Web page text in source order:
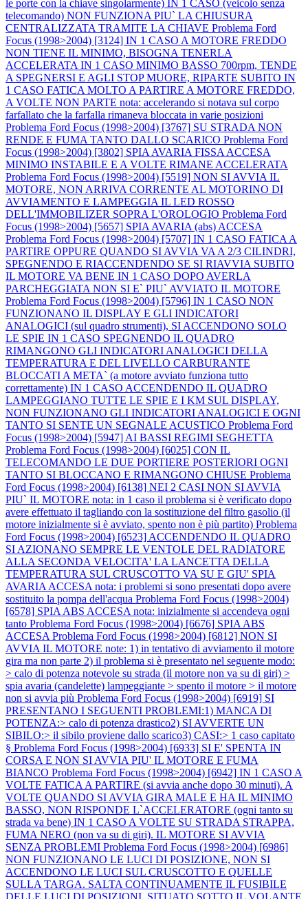
le porte con la chiave singolarmente) IN 1 CASO (veicolo senza
telecomando) NON FUNZIONA PIU` LA CHIUSURA
CENTRALIZZATA TRAMITE LA CHIAVE Problema Ford
Focus (1998>2004) [3124] IN 1 CASO A MOTORE FREDDO
NON TIENE IL MINIMO, BISOGNA TENERLA
ACCELERATA IN 1 CASO MINIMO BASSO 700rpm, TENDE
A SPEGNERSI E AGLI STOP MUORE, RIPARTE SUBITO IN
1 CASO FATICA MOLTO A PARTIRE A MOTORE FREDDO,
A VOLTE NON PARTE nota: accelerando si notava sul corpo
farfallato che la farfalla rimaneva bloccata in varie posizioni
Problema Ford Focus (1998>2004) [3767] SU STRADA NON
RENDE E FUMA TANTO DALLO SCARICO Problema Ford
Focus (1998>2004) [3802] SPIA AVARIA FISSA ACCESA
MINIMO INSTABILE E A VOLTE RIMANE ACCELERATA
Problema Ford Focus (1998>2004) [5519] NON SI AVVIA IL
MOTORE, NON ARRIVA CORRENTE AL MOTORINO DI
AVVIAMENTO E LAMPEGGIA IL LED ROSSO
DELL'IMMOBILIZER SOPRA L'OROLOGIO Problema Ford
Focus (1998>2004) [5657] SPIA AVARIA (abs) ACCESA
Problema Ford Focus (1998>2004) [5707] IN 1 CASO FATICA A
PARTIRE OPPURE QUANDO SI AVVIA VA A 2/3 CILINDRI,
SPEGNENDO E RIACCENDENDO SE SI RIAVVIA SUBITO
IL MOTORE VA BENE IN 1 CASO DOPO AVERLA
PARCHEGGIATA NON SI E` PIU` AVVIATO IL MOTORE
Problema Ford Focus (1998>2004) [5796] IN 1 CASO NON
FUNZIONANO IL DISPLAY E GLI INDICATORI
ANALOGICI (sul quadro strumenti), SI ACCENDONO SOLO
LE SPIE IN 1 CASO SPEGNENDO IL QUADRO
RIMANGONO GLI INDICATORI ANALOGICI DELLA
TEMPERATURA E DEL LIVELLO CARBURANTE
BLOCCATI A META` (a motore avviato funziona tutto
correttamente) IN 1 CASO ACCENDENDO IL QUADRO
LAMPEGGIANO TUTTE LE SPIE E I KM SUL DISPLAY,
NON FUNZIONANO GLI INDICATORI ANALOGICI E OGNI
TANTO SI SENTE UN SEGNALE ACUSTICO Problema Ford
Focus (1998>2004) [5947] AI BASSI REGIMI SEGHETTA
Problema Ford Focus (1998>2004) [6025] CON IL
TELECOMANDO LE DUE PORTIERE POSTERIORI OGNI
TANTO SI BLOCCANO E RIMANGONO CHIUSE Problema
Ford Focus (1998>2004) [6138] NEI 2 CASI NON SI AVVIA
PIU` IL MOTORE nota: in 1 caso il problema si è verificato dopo
avere effettuato il tagliando con la sostituzione del filtro gasolio (il
motore inizialmente si è avviato, spento non è più partito) Problema
Ford Focus (1998>2004) [6523] ACCENDENDO IL QUADRO
SI AZIONANO SEMPRE LE VENTOLE DEL RADIATORE
ALLA SECONDA VELOCITA' LA LANCETTA DELLA
TEMPERATURA SUL CRUSCOTTO VA SU E GIU' SPIA
AVARIA ACCESA nota: i problemi si sono presentati dopo avere
sostituito la pompa dell'acqua Problema Ford Focus (1998>2004)
[6578] SPIA ABS ACCESA nota: inizialmente si accendeva ogni
tanto Problema Ford Focus (1998>2004) [6676] SPIA ABS
ACCESA Problema Ford Focus (1998>2004) [6812] NON SI
AVVIA IL MOTORE note: 1) in tentativo di avviamento il motore
gira ma non parte 2) il problema si è presentato nel seguente modo:
> calo di potenza notevole su strada (il motore non va su di giri) >
spia avaria (candelette) lampeggiante > spento il motore > il motore
non si avvia più Problema Ford Focus (1998>2004) [6919] SI
PRESENTANO I SEGUENTI PROBLEMI:1) MANCA DI
POTENZA:> calo di potenza drastico2) SI AVVERTE UN
SIBILO:> il sibilo proviene dallo scarico3) CASI:> 1 caso capitato
§ Problema Ford Focus (1998>2004) [6933] SI E' SPENTA IN
CORSA E NON SI AVVIA PIU' IL MOTORE E FUMA
BIANCO Problema Ford Focus (1998>2004) [6942] IN 1 CASO A
VOLTE FATICA A PARTIRE (si avvia anche dopo 30 minuti). A
VOLTE QUANDO SI AVVIA GIRA MALE E HA IL MINIMO
BASSO, NON RISPONDE L`ACCELERATORE (ogni tanto su
strada va bene) IN 1 CASO A VOLTE SU STRADA STRAPPA,
FUMA NERO (non va su di giri). IL MOTORE SI AVVIA
SENZA PROBLEMI Problema Ford Focus (1998>2004) [6986]
NON FUNZIONANO LE LUCI DI POSIZIONE, NON SI
ACCENDONO LE LUCI SUL CRUSCOTTO E QUELLE
SULLA TARGA. SALTA CONTINUAMENTE IL FUSIBILE
DELLE LUCI DI POSIZIONI, SITUATO SOTTO IL VOLANTE